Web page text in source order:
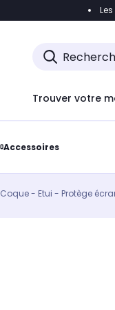
Accéder
Trouver votre
Accessoires
Coque - Etui - Protège